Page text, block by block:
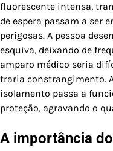
fluorescente intensa,
de espera passam a ser
perigosas. A pessoa
esquiva, deixando de
amparo médico seria
traria constrangimento.
isolamento passa a
proteção, agravando o
A importância